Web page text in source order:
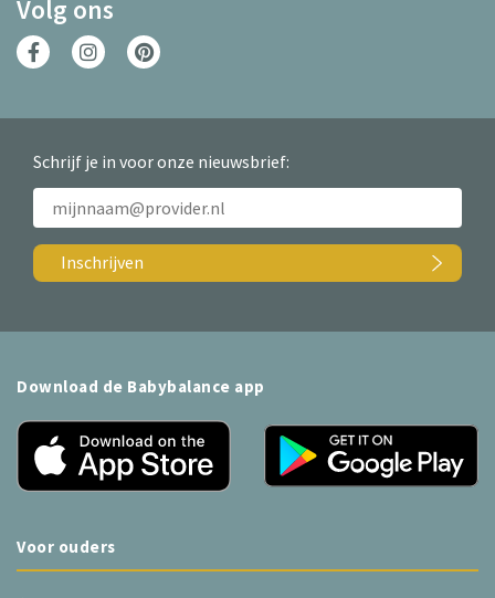
Volg ons
Schrijf je in voor onze nieuwsbrief:
Inschrijven
Download de Babybalance app
Voor ouders